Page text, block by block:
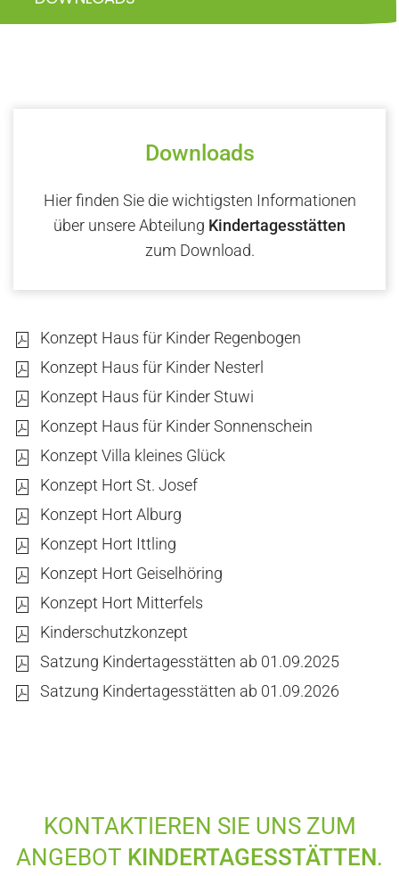
Downloads
Hier finden Sie die wichtigsten Informationen
über unsere Abteilung Kindertagesstätten
zum Download.
Konzept Haus für Kinder Regenbogen
Konzept Haus für Kinder Nesterl
Konzept Haus für Kinder Stuwi
Konzept Haus für Kinder Sonnenschein
Konzept Villa kleines Glück
Konzept Hort St. Josef
Konzept Hort Alburg
Konzept Hort Ittling
Konzept Hort Geiselhöring
Konzept Hort Mitterfels
Kinderschutzkonzept
Satzung Kindertagesstätten ab 01.09.2025
Satzung Kindertagesstätten ab 01.09.2026
KONTAKTIEREN SIE UNS ZUM
ANGEBOT KINDERTAGESSTÄTTEN.